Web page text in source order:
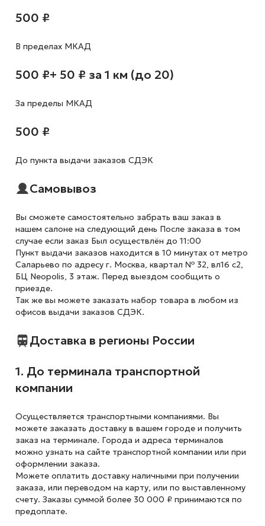
500 ₽
В пределах МКАД
500 ₽+ 50 ₽ за 1 км (до 20)
За пределы МКАД
500 ₽
До пункта выдачи заказов СДЭК
Самовывоз
Вы сможете самостоятельно забрать ваш заказ в
нашем салоне на следующий день После заказа в том
случае если заказ Был осуществлён до 11:00
Пункт выдачи заказов находится в 10 минутах от метро
Саларьево по адресу г. Москва, квартал № 32, вл16 с2,
БЦ Neopolis, 3 этаж. Перед выездом сообщить о
приезде.
Так же вы можете заказать набор товара в любом из
офисов выдачи заказов СДЭК.
Доставка в регионы России
1. До терминала транспортной
компании
Осуществляется транспортными компаниями. Вы
можете заказать доставку в вашем городе и получить
заказ на терминале. Города и адреса терминалов
можно узнать на сайте транспортной компании или при
оформлении заказа.
Можете оплатить доставку наличными при получении
заказа, или переводом на карту, или по выставленному
счету. Заказы суммой более 30 000 ₽ принимаются по
предоплате.